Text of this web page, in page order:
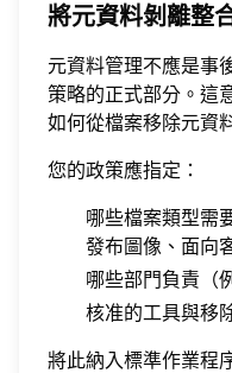
將元資料剝離整
元資料管理不應是事
策略的正式部分。這
如何從檔案移除元資
您的政策應指定：
哪些檔案類型需
發布圖像、面向
哪些部門負責（
核准的工具與移
將此納入標準作業程